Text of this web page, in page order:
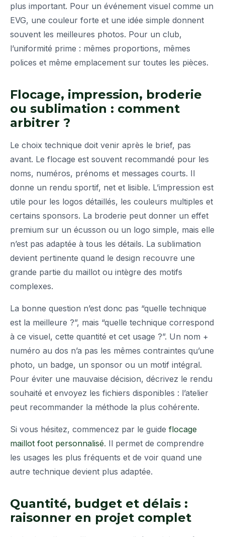
plus important. Pour un événement visuel comme un
EVG, une couleur forte et une idée simple donnent
souvent les meilleures photos. Pour un club,
l’uniformité prime : mêmes proportions, mêmes
polices et même emplacement sur toutes les pièces.
Flocage, impression, broderie
ou sublimation : comment
arbitrer ?
Le choix technique doit venir après le brief, pas
avant. Le flocage est souvent recommandé pour les
noms, numéros, prénoms et messages courts. Il
donne un rendu sportif, net et lisible. L’impression est
utile pour les logos détaillés, les couleurs multiples et
certains sponsors. La broderie peut donner un effet
premium sur un écusson ou un logo simple, mais elle
n’est pas adaptée à tous les détails. La sublimation
devient pertinente quand le design recouvre une
grande partie du maillot ou intègre des motifs
complexes.
La bonne question n’est donc pas “quelle technique
est la meilleure ?”, mais “quelle technique correspond
à ce visuel, cette quantité et cet usage ?”. Un nom +
numéro au dos n’a pas les mêmes contraintes qu’une
photo, un badge, un sponsor ou un motif intégral.
Pour éviter une mauvaise décision, décrivez le rendu
souhaité et envoyez les fichiers disponibles : l’atelier
peut recommander la méthode la plus cohérente.
Si vous hésitez, commencez par le guide flocage
maillot foot personnalisé. Il permet de comprendre
les usages les plus fréquents et de voir quand une
autre technique devient plus adaptée.
Quantité, budget et délais :
raisonner en projet complet